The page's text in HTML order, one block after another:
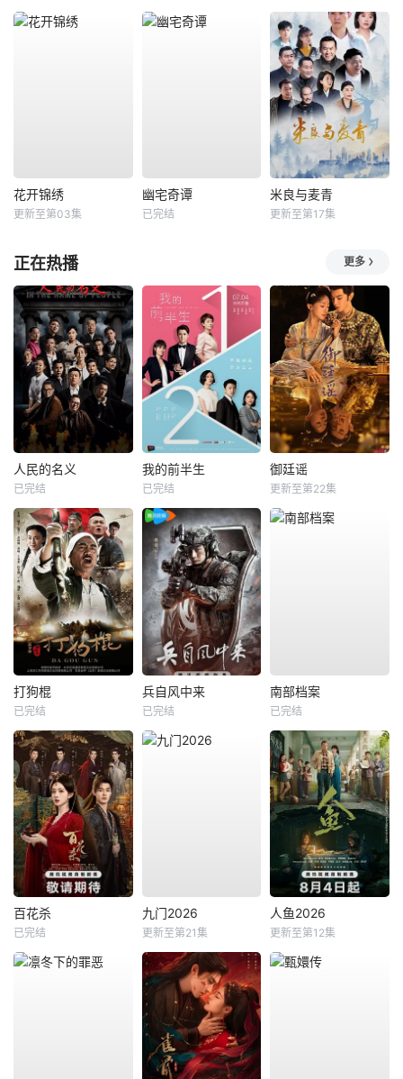
花开锦绣
更新至第03集
幽宅奇谭
已完结
米良与麦青
更新至第17集
正在热播 更多
人民的名义
已完结
我的前半生
已完结
御廷谣
更新至第22集
打狗棍
已完结
兵自风中来
已完结
南部档案
已完结
百花杀
已完结
九门2026
更新至第21集
人鱼2026
更新至第12集